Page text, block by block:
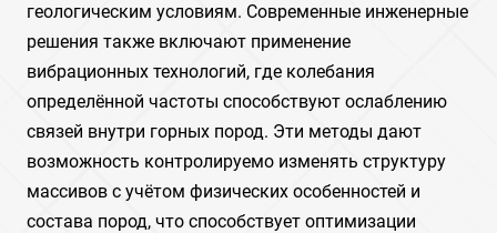
геологическим условиям. Современные инженерные
решения также включают применение
вибрационных технологий, где колебания
определённой частоты способствуют ослаблению
связей внутри горных пород. Эти методы дают
возможность контролируемо изменять структуру
массивов с учётом физических особенностей и
состава пород, что способствует оптимизации